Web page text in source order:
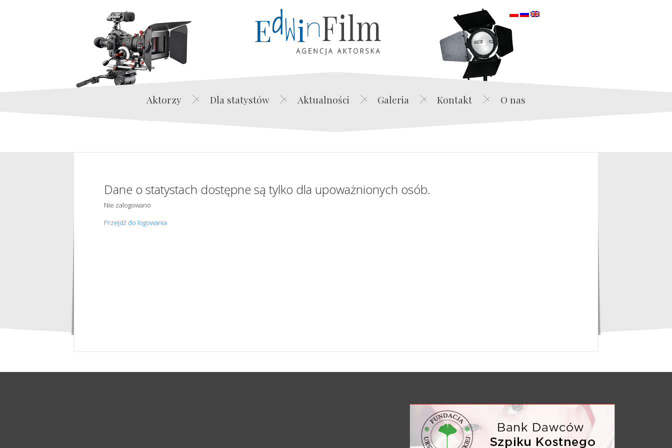
Edwin Film Agencja Aktorska
Aktorzy Dla statystów Aktualności Galeria Kontakt O nas
Dane o statystach dostępne są tylko dla upoważnionych osób.
Nie zalogowano
Przejdź do logowania